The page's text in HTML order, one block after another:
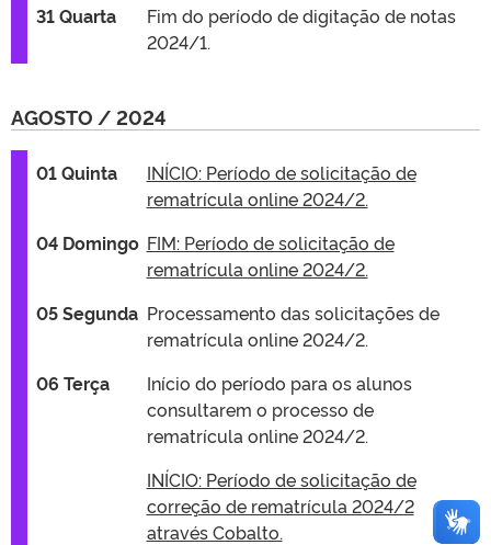
31 Quarta
Fim do período de digitação de notas
2024/1.
AGOSTO / 2024
01 Quinta
INÍCIO: Período de solicitação de
rematrícula online 2024/2.
04 Domingo FIM: Período de solicitação de
rematrícula online 2024/2.
05 Segunda Processamento das solicitações de
rematrícula online 2024/2.
06 Terça
Início do período para os alunos
consultarem o processo de
rematrícula online 2024/2.
INÍCIO: Período de solicitação de
correção de rematrícula 2024/2
através Cobalto.